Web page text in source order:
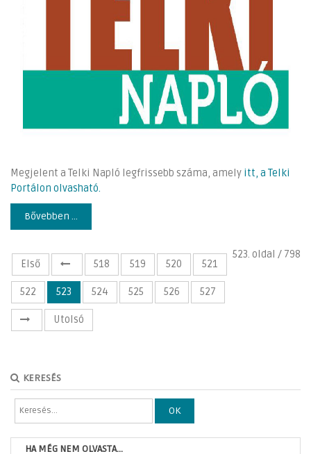
Megjelent a Telki Napló legfrissebb száma, amely itt, a Telki
Portálon olvasható.
Bővebben ...
523. oldal / 798
Első
518 519 520 521
522 523 524 525 526 527
Utolsó
KERESÉS
OK
HA MÉG NEM OLVASTA...